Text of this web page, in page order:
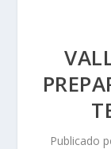
Publicado